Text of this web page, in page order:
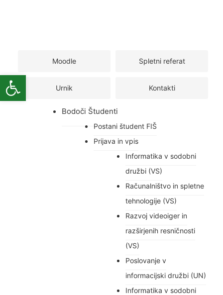
Open toolbar
Moodle Spletni referat
Urnik Kontakti
Bodoči Študenti
Postani študent FIŠ
Prijava in vpis
Informatika v sodobni
družbi (VS)
Računalništvo in spletne
tehnologije (VS)
Razvoj videoiger in
razširjenih resničnosti
(VS)
Poslovanje v
informacijski družbi (UN)
Informatika v sodobni